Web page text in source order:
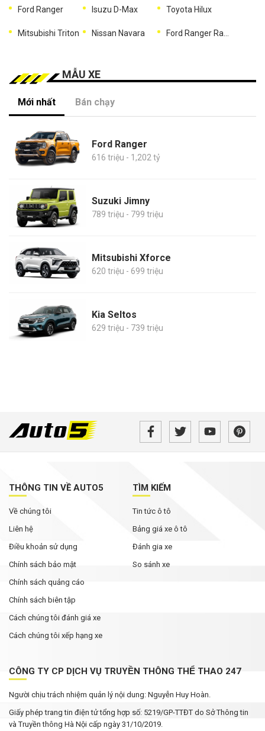
Ford Ranger Isuzu D-Max Toyota Hilux
Mitsubishi Triton Nissan Navara
MẪU XE
Mới nhất Bán chạy
Ford Ranger
616 triệu - 1,202 tỷ
Suzuki Jimny
789 triệu - 799 triệu
Mitsubishi Xforce
620 triệu - 699 triệu
Kia Seltos
629 triệu - 739 triệu
THÔNG TIN VỀ AUTO5
Về chúng tôi
Liên hệ
Điều khoản sử dụng
Chính sách bảo mật
Chính sách quảng cáo
Chính sách biên tập
Cách chúng tôi đánh giá xe
Cách chúng tôi xếp hạng xe
TÌM KIẾM
Tin tức ô tô
Bảng giá xe ô tô
Đánh gia xe
So sánh xe
CÔNG TY CP DỊCH VỤ TRUYỀN THÔNG THỂ THAO 247
Người chịu trách nhiệm quản lý nội dung: Nguyễn Huy Hoàn.
Giấy phép trang tin điện tử tổng hợp số: 5219/GP-TTĐT do Sở Thông tin
và Truyền thông Hà Nội cấp ngày 31/10/2019.